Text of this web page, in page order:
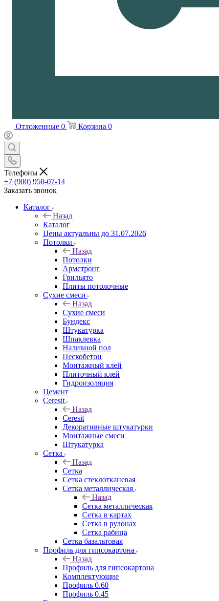
Отложенные 0 Корзина 0
Телефоны
+7 (900) 950-07-14
Заказать звонок
Каталог
Назад
Каталог
Цены актуальны до 31.07.2026
Потолки
Назад
Потолки
Армстронг
Грильято
Плиты потолочные
Сухие смеси
Назад
Сухие смеси
Бундекс
Штукатурка
Шпаклевка
Наливной пол
Пескобетон
Монтажный клей
Плиточный клей
Гидроизоляция
Цемент
Ceresit
Назад
Ceresit
Декоративные штукатурки
Монтажные смеси
Штукатурка
Сетка
Назад
Сетка
Сетка стеклотканевая
Сетка металлическая
Назад
Сетка металлическая
Сетка в картах
Сетка в рулонах
Сетка рабица
Сетка базальтовая
Профиль для гипсокартона
Назад
Профиль для гипсокартона
Комплектующие
Профиль 0.60
Профиль 0.45